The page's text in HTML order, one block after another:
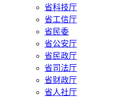
省科技厅
省工信厅
省民委
省公安厅
省民政厅
省司法厅
省财政厅
省人社厅